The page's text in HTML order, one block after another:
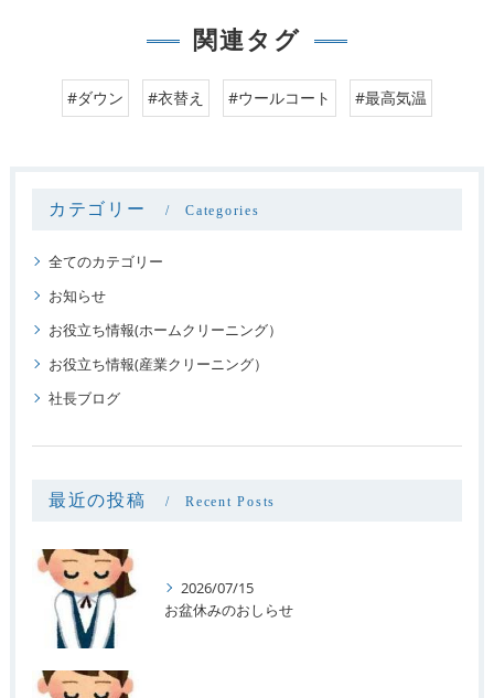
関連タグ
#ダウン #衣替え #ウールコート #最高気温
カテゴリー Categories
全てのカテゴリー
お知らせ
お役立ち情報(ホームクリーニング）
お役立ち情報(産業クリーニング）
社長ブログ
最近の投稿 Recent Posts
2026/07/15
お盆休みのおしらせ